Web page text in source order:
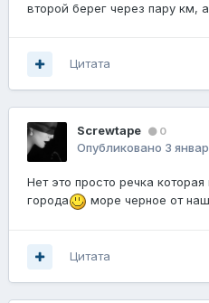
второй берег через пару км,
Цитата
Screwtape 0
Опубликовано 3
Нет это просто речка
города
море черное от
Цитата